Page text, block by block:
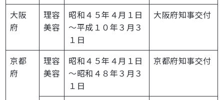
大阪
府
理容
美容
昭和４５年４月１日
～平成１０年３月３
１日
大阪府知事交付
京都
府
理容
美容
昭和４５年４月１日
～昭和４８年３月３
１日
京都府知事交付